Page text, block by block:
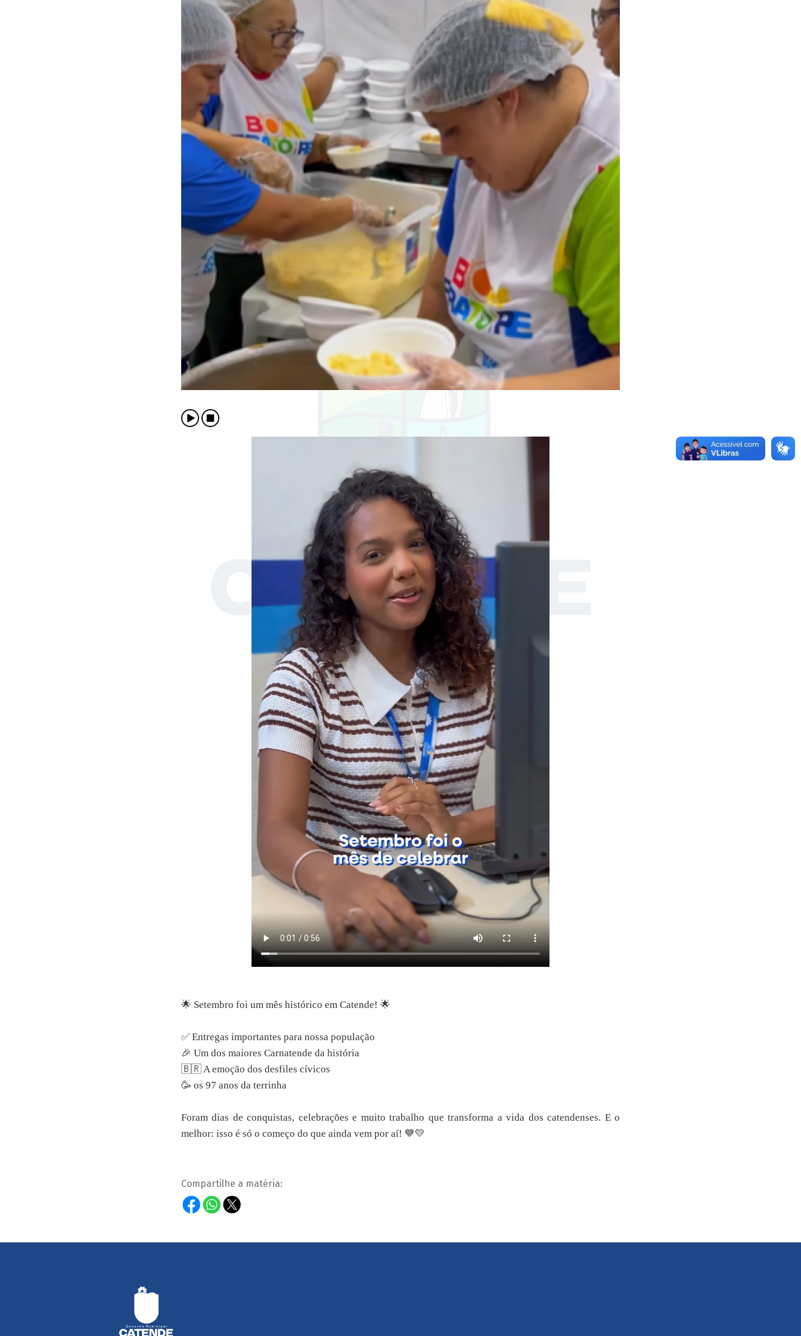
🌟 Setembro foi um mês histórico em Catende! 🌟
✅ Entregas importantes para nossa população
🎉 Um dos maiores Carnatende da história
🇧🇷 A emoção dos desfiles cívicos
🥳 os 97 anos da terrinha
Foram dias de conquistas, celebrações e muito trabalho que transforma a vida dos catendenses. E o
melhor: isso é só o começo do que ainda vem por aí! 💙💛
Compartilhe a matéria: